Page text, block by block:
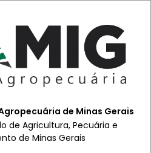
de Minas Gerais
de Agricultura, Pecuária e
de Minas Gerais